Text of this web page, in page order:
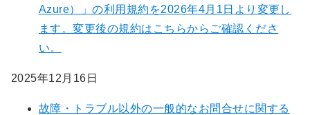
Azure）」の利用規約を2026年4月1日より変更し
ます。変更後の規約はこちらからご確認くださ
い。​
2025年12月16日
故障・トラブル以外の一般的なお問合せに関する